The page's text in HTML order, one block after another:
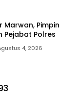
Pimpin
Pejabat Polres
4, 2026